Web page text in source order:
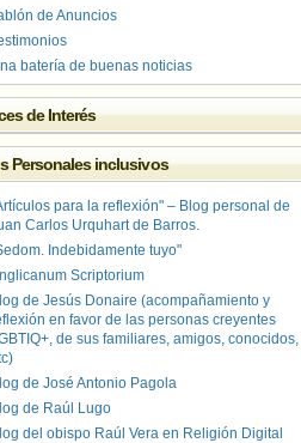
de Anuncios
batería de buenas noticias
de Interés
Personales inclusivos
para la reflexión" – Blog personal de
Carlos Urquhart de Barros.
Indebidamente tuyo"
Scriptorium
de Jesús Donaire (acompañamiento y
en favor de las personas creyentes
de sus familiares, amigos, conocidos,
de José Antonio Pagola
de Raúl Lugo
del obispo Raúl Vera en Religión Digital